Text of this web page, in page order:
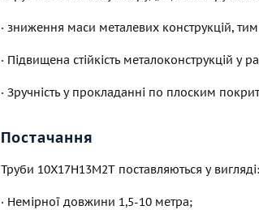
· зниження маси металевих конструкцій,
· Підвищена стійкість металоконструкцій у
· Зручність у прокладанні по плоским
Постачання
Труби 10Х17Н13М2Т поставляються у вигляді:
· Немірної довжини 1,5-10 метра;